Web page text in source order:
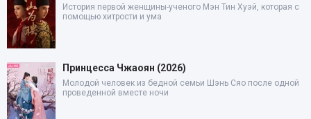
История первой женщины-ученого Мэн Тин Хуэй, которая с
помощью хитрости и ума
Принцесса Чжаоян (2026)
Молодой человек из бедной семьи Шэнь Сяо после одной
проведенной вместе ночи